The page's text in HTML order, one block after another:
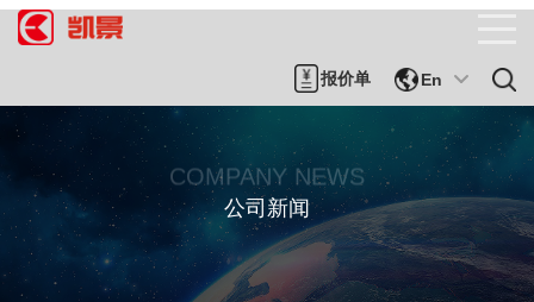
报价单 En
COMPANY NEWS
公司新闻